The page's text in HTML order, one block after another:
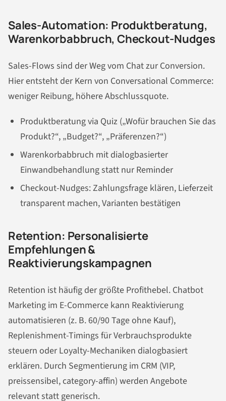
Sales-Automation: Produktberatung,
Warenkorbabbruch, Checkout-Nudges
Sales-Flows sind der Weg vom Chat zur Conversion.
Hier entsteht der Kern von Conversational Commerce:
weniger Reibung, höhere Abschlussquote.
Produktberatung via Quiz („Wofür brauchen Sie das
Produkt?“, „Budget?“, „Präferenzen?“)
Warenkorbabbruch mit dialogbasierter
Einwandbehandlung statt nur Reminder
Checkout-Nudges: Zahlungsfrage klären, Lieferzeit
transparent machen, Varianten bestätigen
Retention: Personalisierte
Empfehlungen &
Reaktivierungskampagnen
Retention ist häufig der größte Profithebel. Chatbot
Marketing im E-Commerce kann Reaktivierung
automatisieren (z. B. 60/90 Tage ohne Kauf),
Replenishment-Timings für Verbrauchsprodukte
steuern oder Loyalty-Mechaniken dialogbasiert
erklären. Durch Segmentierung im CRM (VIP,
preissensibel, category-affin) werden Angebote
relevant statt generisch.